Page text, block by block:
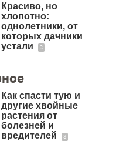
Красиво, но
хлопотно:
однолетники, от
которых дачники
устали
2
Как спасти тую и
другие хвойные
растения от
болезней и
вредителей
8